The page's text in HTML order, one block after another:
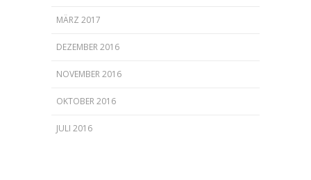
MÄRZ 2017
DEZEMBER 2016
NOVEMBER 2016
OKTOBER 2016
JULI 2016